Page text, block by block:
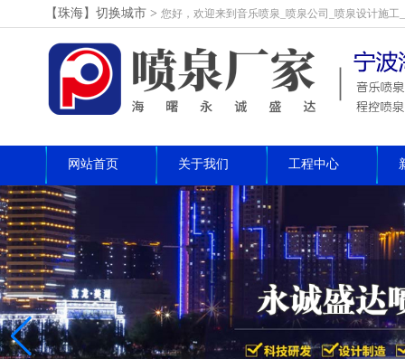
【珠海】切换城市> 您好，欢迎来到音乐喷泉_喷泉公司_喷泉设计施
网站首页 关于我们 工程中心